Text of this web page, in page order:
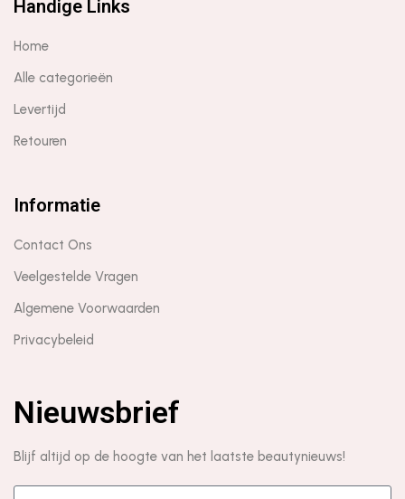
Handige Links
Home
Alle categorieën
Levertijd
Retouren
Informatie
Contact Ons
Veelgestelde Vragen
Algemene Voorwaarden
Privacybeleid
Nieuwsbrief
Blijf altijd op de hoogte van het laatste beautynieuws!